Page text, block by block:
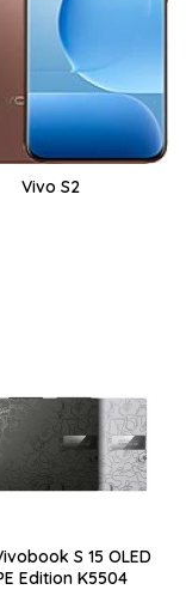
Vivo S2
Edition K5504